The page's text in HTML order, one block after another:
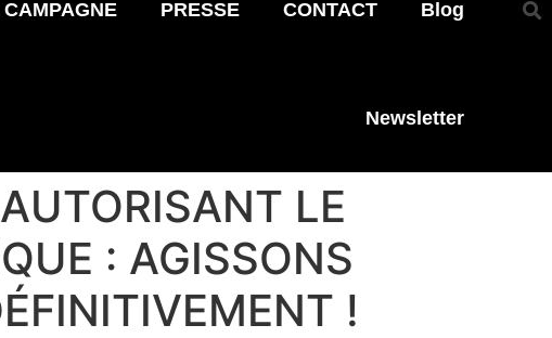
CAMPAGNE PRESSE CONTACT Blog
Newsletter
LE
: AGISSONS
!